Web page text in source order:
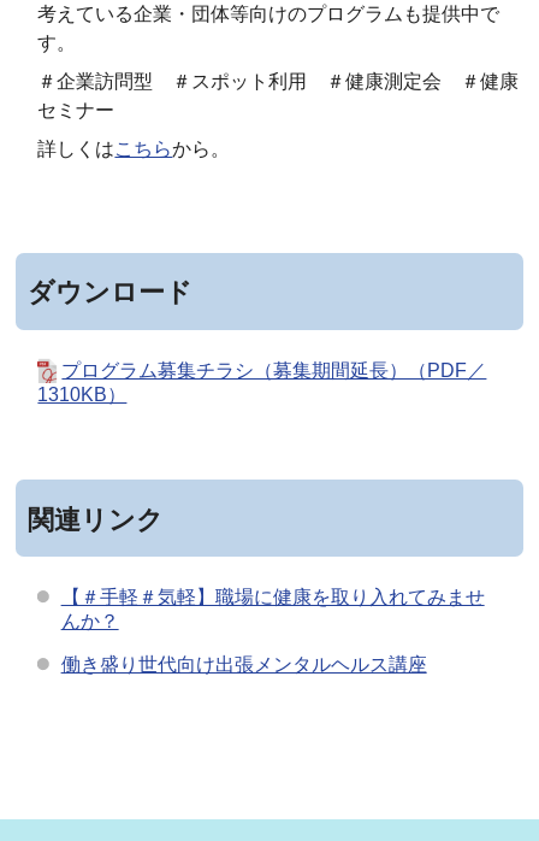
考えている企業・団体等向けのプログラムも提供中で
す。
＃企業訪問型 ＃スポット利用 ＃健康測定会 ＃健康
セミナー
詳しくはこちらから。
ダウンロード
プログラム募集チラシ（募集期間延長）（PDF／
1310KB）
関連リンク
【＃手軽＃気軽】職場に健康を取り入れてみませ
んか？
働き盛り世代向け出張メンタルヘルス講座